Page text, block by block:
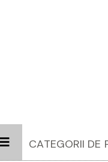
CATEGORII DE